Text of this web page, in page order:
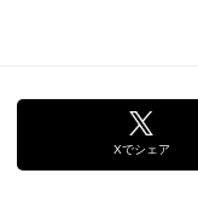
Xでシェア